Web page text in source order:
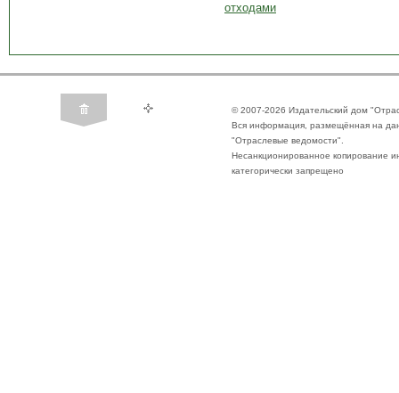
отходами
© 2007-2026 Издательский дом
Вся информация, размещённая на
"Отраслевые ведомости".
Несанкционированное копирование
категорически запрещено